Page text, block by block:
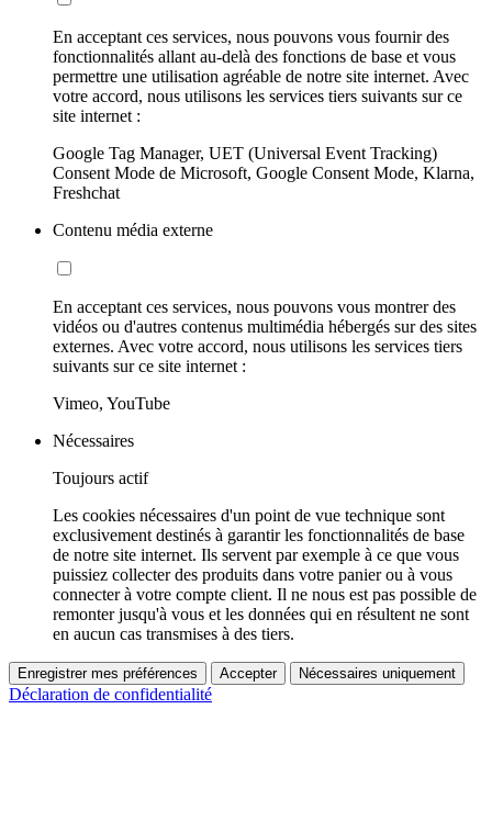
En acceptant ces services, nous pouvons vous fournir des
fonctionnalités allant au-delà des fonctions de base et vous
permettre une utilisation agréable de notre site internet. Avec
votre accord, nous utilisons les services tiers suivants sur ce
site internet :
Google Tag Manager, UET (Universal Event Tracking)
Consent Mode de Microsoft, Google Consent Mode, Klarna,
Freshchat
Contenu média externe
En acceptant ces services, nous pouvons vous montrer des
vidéos ou d'autres contenus multimédia hébergés sur des sites
externes. Avec votre accord, nous utilisons les services tiers
suivants sur ce site internet :
Vimeo, YouTube
Nécessaires
Toujours actif
Les cookies nécessaires d'un point de vue technique sont
exclusivement destinés à garantir les fonctionnalités de base
de notre site internet. Ils servent par exemple à ce que vous
puissiez collecter des produits dans votre panier ou à vous
connecter à votre compte client. Il ne nous est pas possible de
remonter jusqu'à vous et les données qui en résultent ne sont
en aucun cas transmises à des tiers.
Enregistrer mes préférences Accepter Nécessaires uniquement
Déclaration de confidentialité